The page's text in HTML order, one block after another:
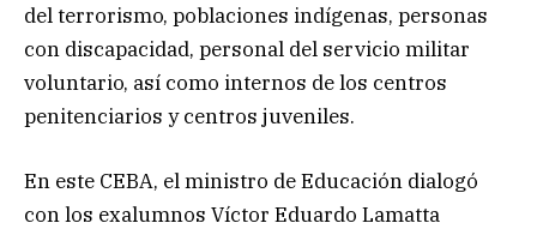
del terrorismo, poblaciones indígenas, personas
con discapacidad, personal del servicio militar
voluntario, así como internos de los centros
penitenciarios y centros juveniles.
En este CEBA, el ministro de Educación dialogó
con los exalumnos Víctor Eduardo Lamatta